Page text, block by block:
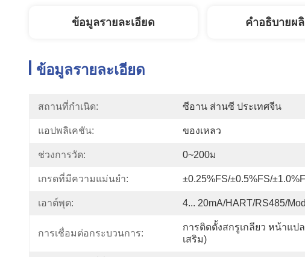
ข้อมูลรายละเอียด คำอธิบาย
ข้อมูลรายละเอียด
สถานที่กำเนิด: ซีอาน ส่านซี ประเทศจีน
แอปพลิเคชัน: ของเหลว
ช่วงการวัด: 0~200ม
เกรดที่มีความแม่นยำ: ±0.25%FS/±0.5%FS/
เอาต์พุต: 4... 20mA/HART/RS485/
การเชื่อมต่อกระบวนการ:
การติดตั้งสกรูเกลียว หน้าแ
เสริม)